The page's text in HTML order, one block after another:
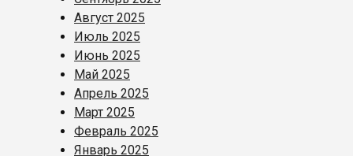
Август 2025
Июль 2025
Июнь 2025
Май 2025
Апрель 2025
Март 2025
Февраль 2025
Январь 2025